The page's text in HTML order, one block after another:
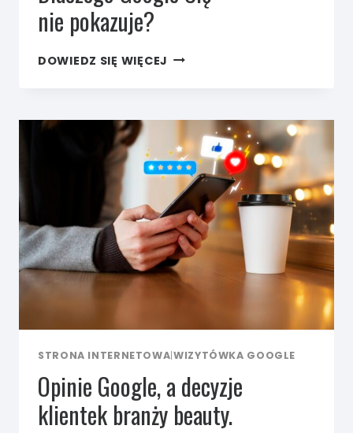
nie pokazuje?
DOWIEDZ SIĘ WIĘCEJ MARKETING
GOOGLE
CIĘ
NIE POKAZUJE?
STRONA INTERNETOWA|WIZYTÓWKA GOOGLE
Opinie Google, a decyzje
klientek branży beauty.